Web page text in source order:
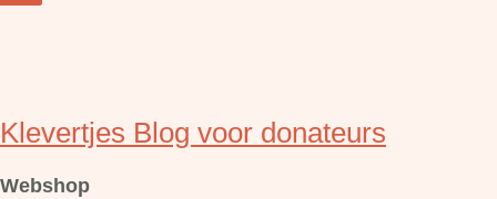
Klevertjes Blog voor donateurs
Webshop